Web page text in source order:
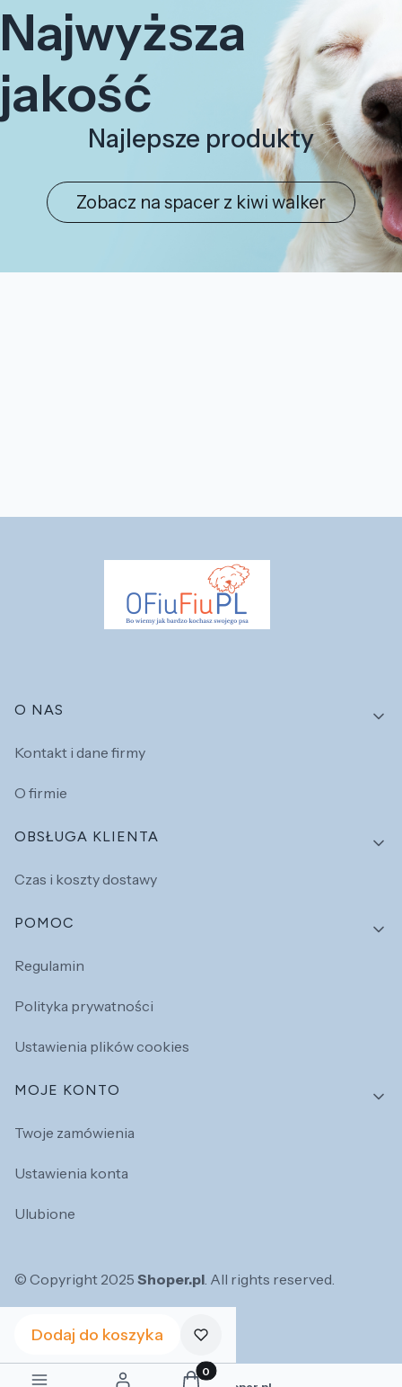
Najwyższa
jakość
Najlepsze produkty
Zobacz na spacer z kiwi walker
Linki w stopce
O NAS
Kontakt i dane firmy
O firmie
OBSŁUGA KLIENTA
Czas i koszty dostawy
POMOC
Regulamin
Polityka prywatności
Ustawienia plików cookies
MOJE KONTO
Twoje zamówienia
Ustawienia konta
Ulubione
© Copyright 2025 Shoper.pl . All rights reserved.
Dodaj do koszyka
Produkty w koszyku: 0. Zobacz